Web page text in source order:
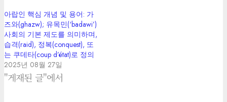
아랍인 핵심 개념 및 용어: 가
즈와(ghazw); 유목민(‘badawi’)
사회의 기본 제도를 의미하며,
습격(raid), 정복(conquest), 또
는 쿠데타(coup d’état)로 정의
2025년 08월 27일
"게재된 글"에서